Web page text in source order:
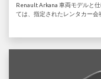
Renault Arkana 車両モデルと
ては、指定されたレンタカー会